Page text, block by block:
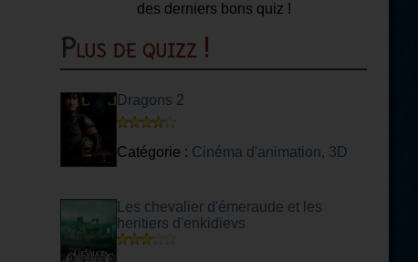
des derniers bons quiz !
Plus de quizz !
Dragons 2
Catégorie : Cinéma d'animation, 3D
Les chevalier d'émeraude et les
heritiers d'enkidievs